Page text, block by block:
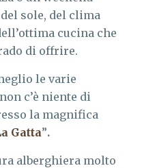
sole, del clima
cucina che
di offrire.
le varie
c’è niente di
la magnifica
Gatta”.
alberghiera molto